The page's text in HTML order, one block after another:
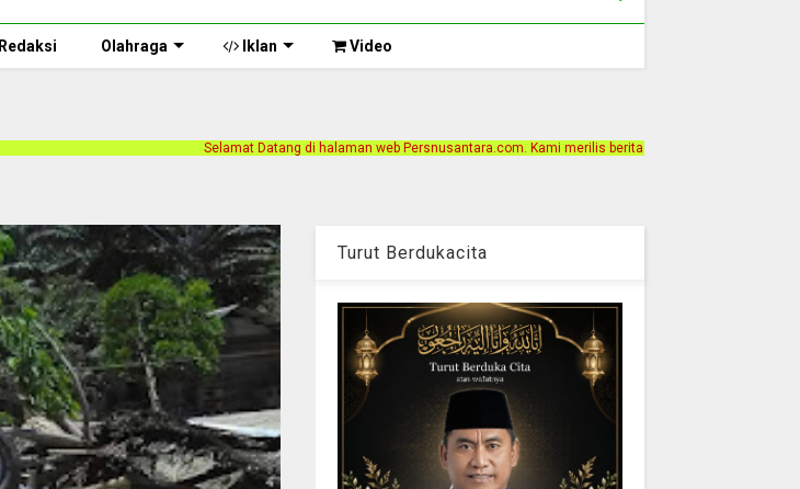
Redaksi Olahraga Iklan Video
Selamat Datang di halaman web Persnusantara.com. Kami merilis berita dengan motto Akurat, Independen,
Turut Berdukacita